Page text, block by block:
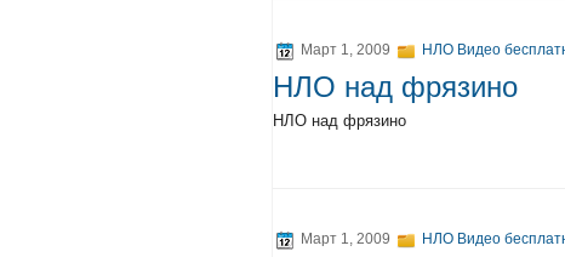
Март 1, 2009 НЛО Видео
НЛО над фрязино
НЛО над фрязино
Март 1, 2009 НЛО Видео